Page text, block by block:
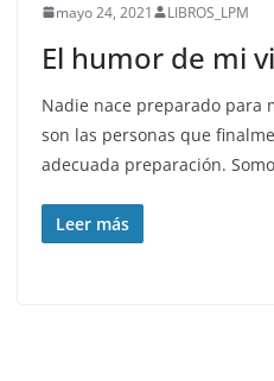
mayo 24, 2021 LIBROS_LPM
El humor de mi
Nadie nace preparado para
son las personas que
adecuada preparación.
Leer más